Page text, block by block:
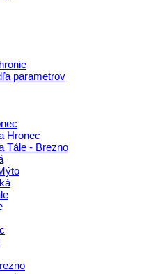
parametrov
Hronec
Tále - Brezno